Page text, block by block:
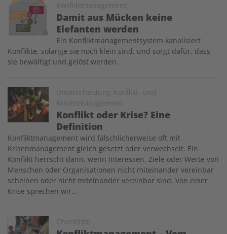
Konfliktmanagement
Damit aus Mücken keine
Elefanten werden
Ein Konfliktmanagementsystem kanalisiert
Konflikte, solange sie noch klein sind, und sorgt dafür, dass
sie bewältigt und gelöst werden.
Unterscheidung Konflikt- und
Krisenmanagement
Konflikt oder Krise? Eine
Definition
Image
Konfliktmanagement wird fälschlicherweise oft mit
Krisenmanagement gleich gesetzt oder verwechselt. Ein
Konflikt herrscht dann, wenn Interessen, Ziele oder Werte von
Menschen oder Organisationen nicht miteinander vereinbar
scheinen oder nicht miteinander vereinbar sind. Von einer
Krise sprechen wir…
Checkliste
Image